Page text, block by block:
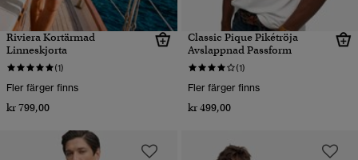
Riviera Kortärmad
Linneskjorta
(1)
Fler färger finns
kr 799,00
Classic Pique Pikétröja
Avslappnad Passform
(1)
Fler färger finns
kr 499,00